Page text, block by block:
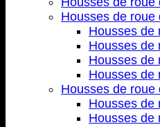
Housses de roue
Housses de
Housses de
Housses de
Housses de
Housses de roue
Housses de
Housses de